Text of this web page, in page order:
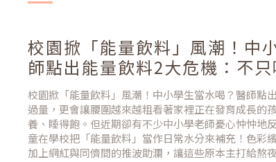
校園掀「能量飲料」風潮！中
師點出能量飲料2大危機：不
讓腰圍越來越粗
校園掀「能量飲料」風潮！中小學生當水喝？醫師點
過量，更會讓腰圍越來越粗看著家裡正在發育成長的
養、睡得飽。但近期卻有不少中小學老師憂心忡忡地
童在學校把「能量飲料」當作日常水分來補充！色彩
加上網紅與同儕間的推波助瀾，讓這些原本主打給熬